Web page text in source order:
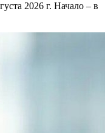
2026 г. Начало – в